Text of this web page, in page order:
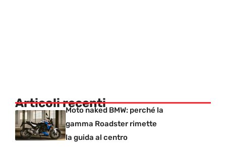
Articoli recentiMoto naked BMW: perché la
gamma Roadster rimette
la guida al centro